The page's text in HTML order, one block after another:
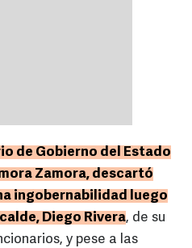
de Gobierno del Estado
Zamora, descartó
ingobernabilidad luego
Diego Rivera, de su
y pese a las